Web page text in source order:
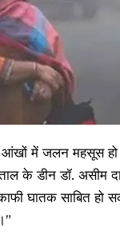
में जलन महसूस हो
के डीन डॉ. असीम
घातक साबित हो